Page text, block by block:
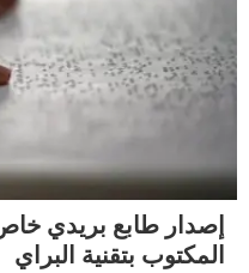
إصدار طابع بريدي
المكتوب بتقنية البراي